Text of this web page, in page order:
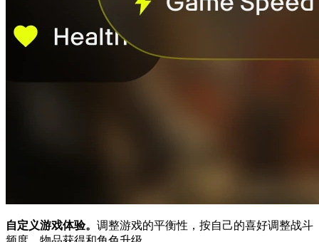
自定义游戏体验。 调整游戏的平衡性，按自己的喜好调整战斗